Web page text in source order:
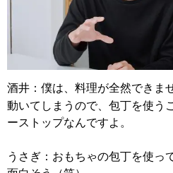
酒井：僕は、料理が全然できま
動いてしまうので、包丁を使う
ーストップなんですよ。
うさぎ：おもちゃの包丁を使っ